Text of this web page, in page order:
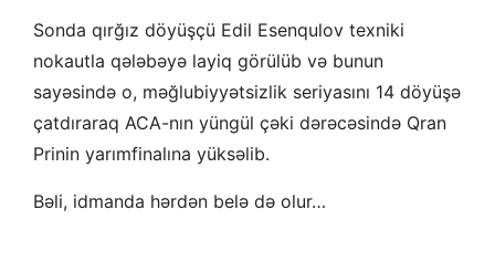
Sonda qırğız döyüşçü Edil Esenqulov texniki
nokautla qələbəyə layiq görülüb və bunun
sayəsində o, məğlubiyyətsizlik seriyasını 14 döyüşə
çatdıraraq ACA-nın yüngül çəki dərəcəsində Qran
Prinin yarımfinalına yüksəlib.
Bəli, idmanda hərdən belə də olur…